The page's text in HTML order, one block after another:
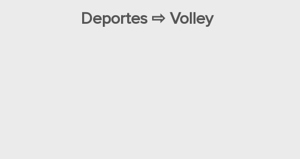
Deportes ⇨ Volley